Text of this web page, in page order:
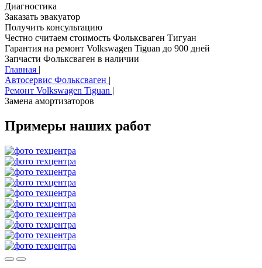
Диагностика
Заказать эвакуатор
Получить консультацию
Честно считаем стоимость Фольксваген Тигуан
Гарантия на ремонт Volkswagen Tiguan до 900 дней
Запчасти Фольксваген в наличии
Главная |
Автосервис Фольксваген |
Ремонт Volkswagen Tiguan |
Замена амортизаторов
Примеры наших работ